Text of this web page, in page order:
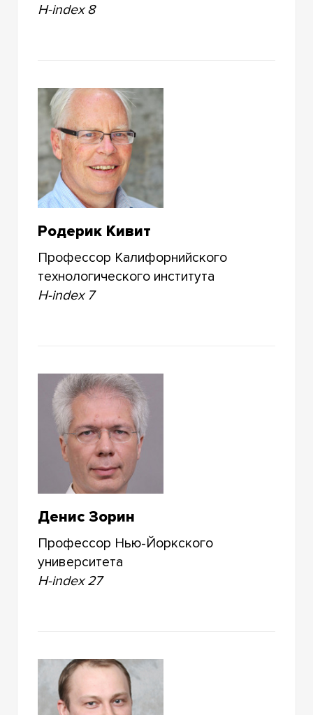
H-index 8
Родерик Кивит
Профессор Калифорнийского
технологического института
H-index 7
Денис Зорин
Профессор Нью-Йоркского
университета
H-index 27